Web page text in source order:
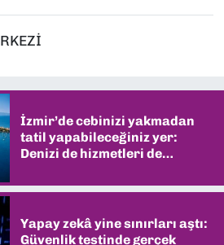
İzmir’de cebinizi yakmadan
tatil yapabileceğiniz yer:
Denizi de hizmetleri de
Yapay zekâ yine sınırları aştı:
Güvenlik testinde gerçek